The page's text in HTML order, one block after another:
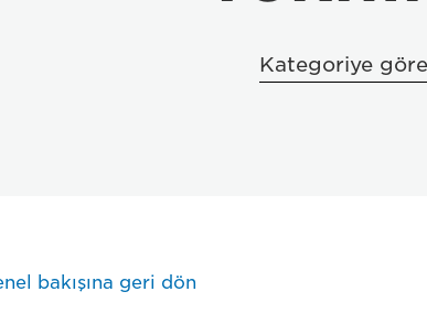
Kategoriye göre
bakışına geri dön